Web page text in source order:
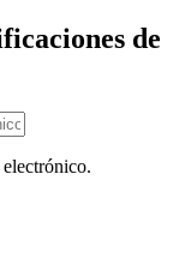
de